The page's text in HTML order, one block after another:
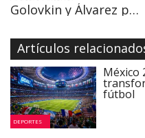
Golovkin y Álvarez protagonizan gran pelea ante una jueza "ciega"
Artículos
DEPORTES
México
fútbol